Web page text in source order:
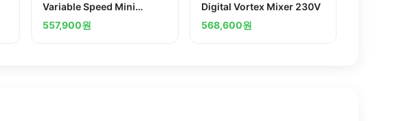
Variable Speed Mini
Vortex Mixer
557,900원
Digital Vortex Mixer 230V
568,600원